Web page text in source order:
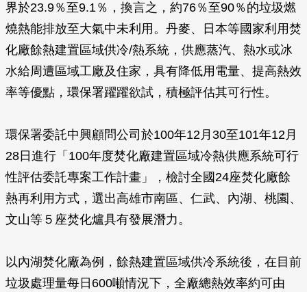
界於23.9％至9.1％，換言之，約76％至90％的垃圾燃
燒熱能排放至大氣中未利用。丹麥、日本等國家利用焚
化廠餘熱建置區域供冷/熱系統，供應蒸汽、熱水或冰
水給周遭區域工廠及住家，具有降低用電量、提高熱效
率等優點，環保署躍躍欲試，積極評估其可行性。
環保署委託中興顧問公司於100年12月30至101年12月
28日進行「100年度焚化廠建置區域冷熱供應系統可行
性評估委託專案工作計畫」，檢討全國24座焚化廠餘
熱再利用方式，選出高雄市南區、仁武、內湖、桃園、
文山等５座焚化爐具有發展潛力。
以內湖焚化廠為例，餘熱建置區域供冷系統後，在目前
垃圾處理量每日600噸情況下，全廠總熱效率約可由